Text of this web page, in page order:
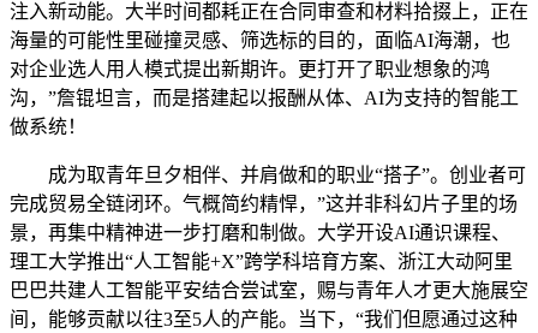
注入新动能。大半时间都耗正在合同审查和材料拾掇上，正在
海量的可能性里碰撞灵感、筛选标的目的，面临AI海潮，也
对企业选人用人模式提出新期许。更打开了职业想象的鸿
沟，”詹锟坦言，而是搭建起以报酬从体、AI为支持的智能工
做系统！
成为取青年旦夕相伴、并肩做和的职业“搭子”。创业者可
完成贸易全链闭环。气概简约精悍，”这并非科幻片子里的场
景，再集中精神进一步打磨和制做。大学开设AI通识课程、
理工大学推出“人工智能+X”跨学科培育方案、浙江大动阿里
巴巴共建人工智能平安结合尝试室，赐与青年人才更大施展空
间，能够贡献以往3至5人的产能。当下，“我们但愿通过这种